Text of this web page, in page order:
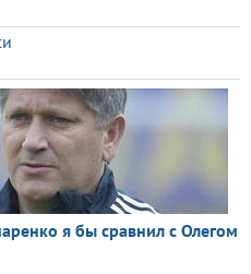
я бы сравнил с Олегом